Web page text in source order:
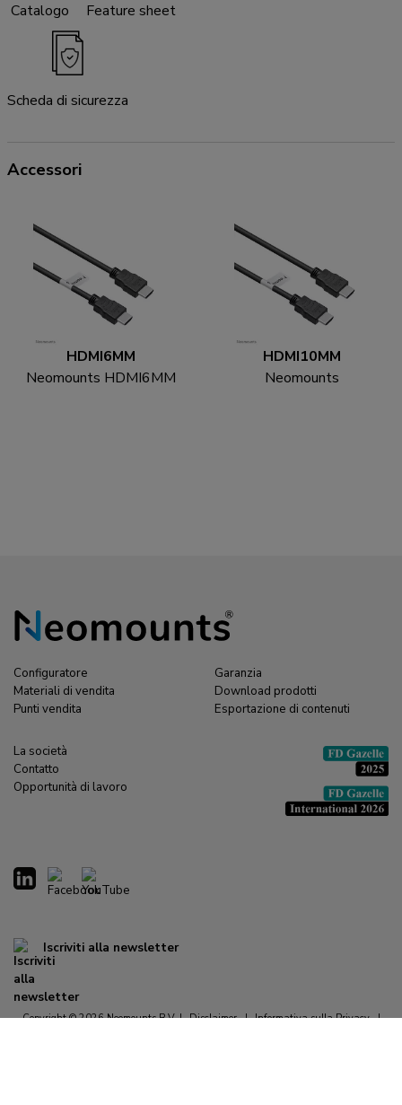
Catalogo Feature sheet
Scheda di sicurezza
Accessori
HDMI6MM
Neomounts HDMI6MM
HDMI10MM
Neomounts
Configuratore
Materiali di vendita
Punti vendita
Garanzia
Download prodotti
Esportazione di contenuti
La società
Contatto
Opportunità di lavoro
Iscriviti alla newsletter
Copyright © 2026 Neomounts B.V. | Disclaimer | Informativa sulla Privacy |